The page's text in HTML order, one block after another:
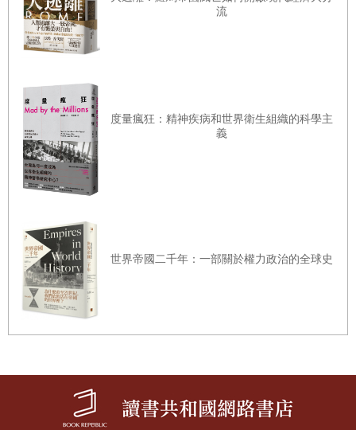
在心理學上的「視錯覺（視覺欺騙）」也可以適用在政治的
演繹上。記得有一幅畫，明明看上去是「花瓶」，但暫時閉
畫是丹麥心理學家，愛德加•魯賓（Edger Rubin）所發明
的，並以他的名字命名，人稱「魯賓花瓶」（Rubin
Vase）。「魯賓花瓶」是在說明每個人對同一事物有不同認
知，且這些認知取決於主觀的解釋，因此並沒有所謂完全的
真相；這也是表現人類不完美的「認知錯誤」時所使用的概
以讓人們意識到：人類的認知是「不完全或不完美」的。
看待一名政治人物的心理，也會有「視錯覺」。任何政治人
物都同時擁有「好形象」和「壞形象」。然而，我們無法同
時看見兩種互不相同的樣貌，因為當我們想要一次同時看清
兩個面向時，心裡就會產生很大的混亂。這正是我們看待一
看見了不想看到，或者無法看見期望事物時所產生的情緒。
流
度量瘋狂：精神疾病和世界衛生組織的科學主
義
世界帝國二千年：一部關於權力政治的全球史